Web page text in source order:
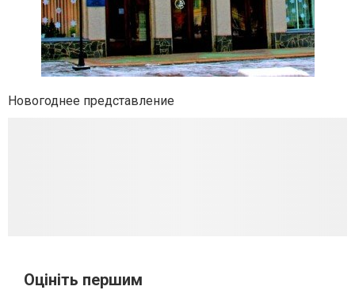
Новогоднее представление
Оцініть першим